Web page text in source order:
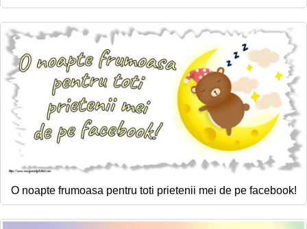
O noapte frumoasa pentru toti prietenii mei de pe facebook!